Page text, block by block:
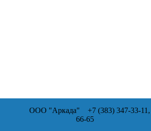
ООО "Аркада" +7 (383) 347-33-11,
66-65